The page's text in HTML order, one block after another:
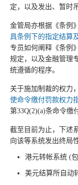
定，以及发出、暂时
金管局亦根据《条例
具条例下的指定结算
专员如何阐释《条例
规定，以及金融管理
统遵循的程序。
关于施加制裁的权力
使命令缴付罚款权力
第33Q(2)(a)条命令缴
截至目前为止，下述
向该等系统发出终局
港元转帐系统 (
美元结算所自动